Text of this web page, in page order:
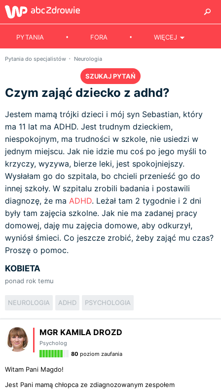
PYTANIA FORA WIĘCEJ
Pytania do specjalistów Neurologia
SZUKAJ PYTAŃ
Czym zająć dziecko z adhd?
Jestem mamą trójki dzieci i mój syn Sebastian, który
ma 11 lat ma ADHD. Jest trudnym dzieckiem,
niespokojnym, ma trudności w szkole, nie usiedzi w
jednym miejscu. Jak nie idzie mu coś po jego myśli to
krzyczy, wyzywa, bierze leki, jest spokojniejszy.
Wysłałam go do szpitala, bo chcieli przenieść go do
innej szkoły. W szpitalu zrobili badania i postawili
diagnozę, że ma ADHD. Leżał tam 2 tygodnie i 2 dni
były tam zajęcia szkolne. Jak nie ma zadanej pracy
domowej, daję mu zajęcia domowe, aby odkurzył,
wyniósł śmieci. Co jeszcze zrobić, żeby zająć mu czas?
Proszę o pomoc.
KOBIETA
ponad rok temu
NEUROLOGIA ADHD PSYCHOLOGIA
MGR KAMILA DROZD
Psycholog
80 poziom zaufania
Witam Pani Magdo!
Jest Pani mamą chłopca ze zdiagnozowanym zespołem